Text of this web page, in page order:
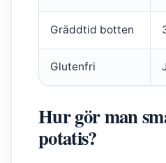
Gräddtid botten
Glutenfri
Hur gör man
potatis?